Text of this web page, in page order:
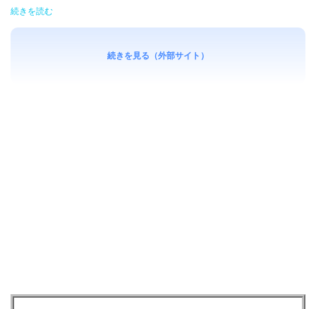
続きを読む
続きを見る（外部サイト）